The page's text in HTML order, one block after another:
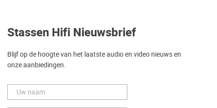
Stassen Hifi Nieuwsbrief
Blijf op de hoogte van het laatste audio en video nieuws en
onze aanbiedingen.